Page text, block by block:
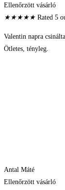
Ellenőrzött vásárló
★★★★★ Rated 5
Valentin napra
Ötletes, tényleg.
Antal Máté
Ellenőrzött vásárló